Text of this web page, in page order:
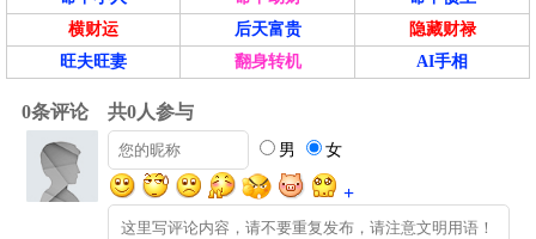
横财运
后天富贵
隐藏财禄
旺夫旺妻
翻身转机 AI手相